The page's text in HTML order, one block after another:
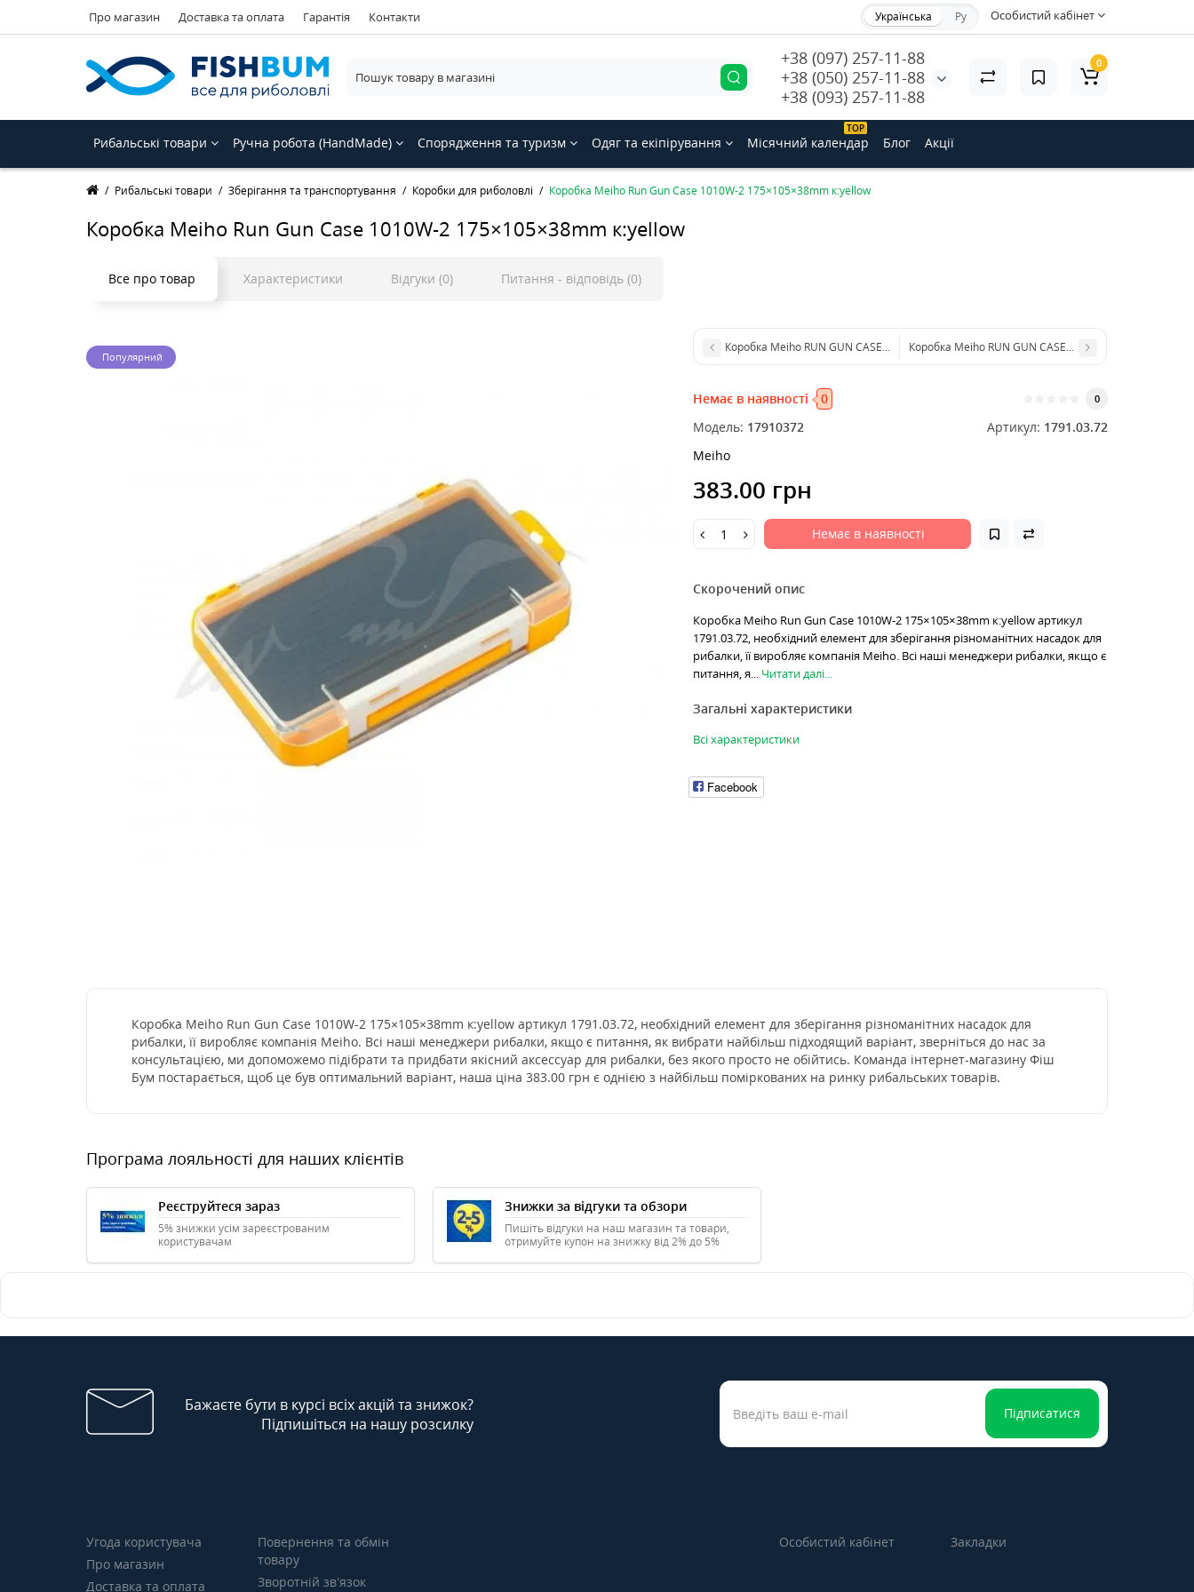
Про магазин Доставка та оплата Гарантія Контакти Особистий кабінет
Українська Ру
+38 (097) 257-11-88
+38 (050) 257-11-88
+38 (093) 257-11-88
0
Рибальські товари Ручна робота (HandMade) Спорядження та туризм Одяг та екіпірування
ТОP
Місячний календар Блог Акції
Рибальські товари Зберігання та транспортування Коробки для риболовлі Коробка Meiho Run Gun Case 1010W-2 175×105×38mm к:yellow
Коробка Meiho Run Gun Case 1010W-2 175×105×38mm к:yellow
Все про товар Характеристики Відгуки (0) Питання - відповідь (0)
Популярний
Коробка Meiho RUN GUN CASE 1010W-1 clear/redКоробка Meiho RUN GUN CASE 3010W white/clear
Немає в наявності 0 0
Модель: 17910372 Артикул: 1791.03.72
Meiho
383.00 грн
Немає в наявності
Скорочений опис
Коробка Meiho Run Gun Case 1010W-2 175×105×38mm к:yellow артикул
1791.03.72, необхідний елемент для зберігання різноманітних насадок для
рибалки, її виробляє компанія Meiho. Всі наші менеджери рибалки, якщо є
питання, я... Читати далі...
Загальні характеристики
Всі характеристики
Facebook
Коробка Meiho Run Gun Case 1010W-2 175×105×38mm к:yellow артикул 1791.03.72, необхідний елемент для зберігання різноманітних насадок для
рибалки, її виробляє компанія Meiho. Всі наші менеджери рибалки, якщо є питання, як вибрати найбільш підходящий варіант, зверніться до нас за
консультацією, ми допоможемо підібрати та придбати якісний аксессуар для рибалки, без якого просто не обійтись. Команда інтернет-магазину Фіш
Бум постарається, щоб це був оптимальний варіант, наша ціна 383.00 грн є однією з найбільш поміркованих на ринку рибальських товарів.
Програма лояльності для наших клієнтів
Реєструйтеся зараз
5% знижки усім зареєстрованим
користувачам
Знижки за відгуки та обзори
Пишіть відгуки на наш магазин та товари,
отримуйте купон на знижку від 2% до 5%
Бажаєте бути в курсі всіх акцій та знижок?
Підпишіться на нашу розсилку
Підписатися
Угода користувача
Про магазин
Доставка та оплата
Повернення та обмін
товару
Зворотній зв’язок
Особистий кабінет Закладки